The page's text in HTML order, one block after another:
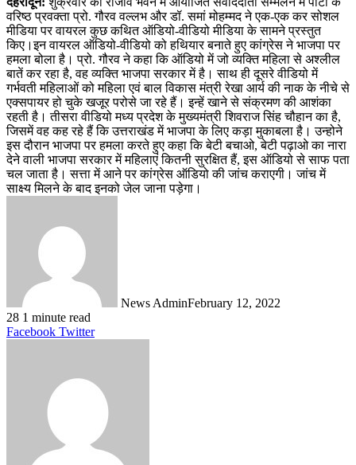
वरिष्ठ प्रवक्ता प्रो. गौरव वल्लभ और डॉ. समां मोहम्मद ने एक-एक कर सोशल
मीडिया पर वायरल कुछ कथित ऑडियो-वीडियो मीडिया के सामने प्रस्तुत
किए।इन वायरल ऑडियो-वीडियो को हथियार बनाते हुए कांग्रेस ने भाजपा पर
हमला बोला है। प्रो. गौरव ने कहा कि ऑडियो में जो व्यक्ति महिला से अश्लील
बातें कर रहा है, वह व्यक्ति भाजपा सरकार में है। साथ ही दूसरे वीडियो में
गर्भवती महिलाओं को महिला एवं बाल विकास मंत्री रेखा आर्य की नाक के नीचे से
एक्सपायर हो चुके खजूर परोसे जा रहे हैं। इन्हें खाने से संक्रमण की आशंका
रहती है। तीसरा वीडियो मध्य प्रदेश के मुख्यमंत्री शिवराज सिंह चौहान का है,
जिसमें वह कह रहे हैं कि उत्तराखंड में भाजपा के लिए कड़ा मुकाबला है। उन्होने
इस दौरान भाजपा पर हमला करते हुए कहा कि बेटी बचाओ, बेटी पढ़ाओ का नारा
देने वाली भाजपा सरकार में महिलाएं कितनी सुरक्षित हैं, इस ऑडियो से साफ पता
चल जाता है। सत्ता में आने पर कांग्रेस ऑडियो की जांच कराएगी। जांच में
साक्ष्य मिलने के बाद इनको जेल जाना पड़ेगा।
News AdminFebruary 12, 2022
28 1 minute read
Facebook TwitterLinkedIn
Tumblr
Pinterest
Reddit
VKontakte
Share
Print